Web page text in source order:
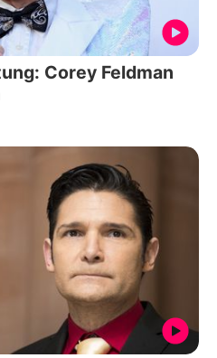
Corey Feldman